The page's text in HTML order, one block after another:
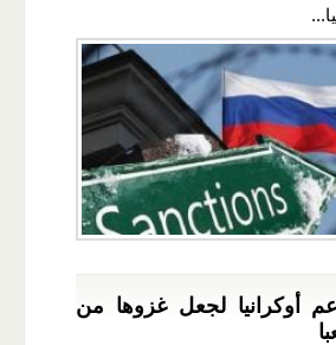
أوكرانيا لجعل غزوها من